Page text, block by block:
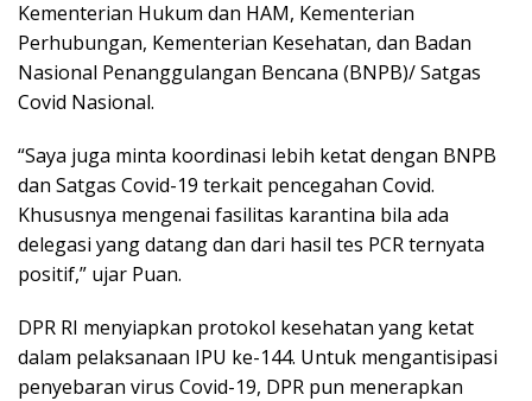
Kementerian Hukum dan HAM, Kementerian
Perhubungan, Kementerian Kesehatan, dan Badan
Nasional Penanggulangan Bencana (BNPB)/ Satgas
Covid Nasional.
“Saya juga minta koordinasi lebih ketat dengan BNPB
dan Satgas Covid-19 terkait pencegahan Covid.
Khususnya mengenai fasilitas karantina bila ada
delegasi yang datang dan dari hasil tes PCR ternyata
positif,” ujar Puan.
DPR RI menyiapkan protokol kesehatan yang ketat
dalam pelaksanaan IPU ke-144. Untuk mengantisipasi
penyebaran virus Covid-19, DPR pun menerapkan